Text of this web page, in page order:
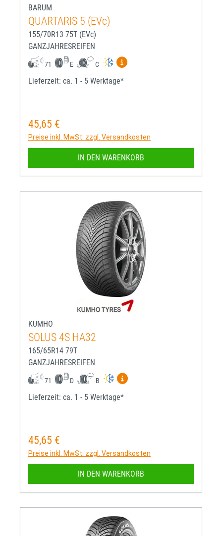
BARUM
QUARTARIS 5 (EVc)
155/70R13 75T (EVc)
GANZJAHRESREIFEN
71 E C
Mehr Informationen zum
Lieferzeit: ca. 1 - 5 Werktage*
Regulärer Preis:
45,65 €
Preise inkl. MwSt. zzgl. Versandkosten
IN DEN WARENKORB
KUMHO
SOLUS 4S HA32
165/65R14 79T
GANZJAHRESREIFEN
71 D B
Mehr Informationen zum
Lieferzeit: ca. 1 - 5 Werktage*
Regulärer Preis:
45,65 €
Preise inkl. MwSt. zzgl. Versandkosten
IN DEN WARENKORB